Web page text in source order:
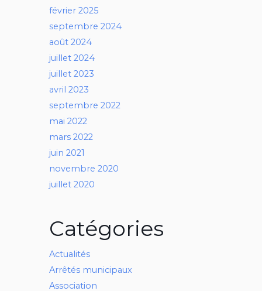
février 2025
septembre 2024
août 2024
juillet 2024
juillet 2023
avril 2023
septembre 2022
mai 2022
mars 2022
juin 2021
novembre 2020
juillet 2020
Catégories
Actualités
Arrêtés municipaux
Association